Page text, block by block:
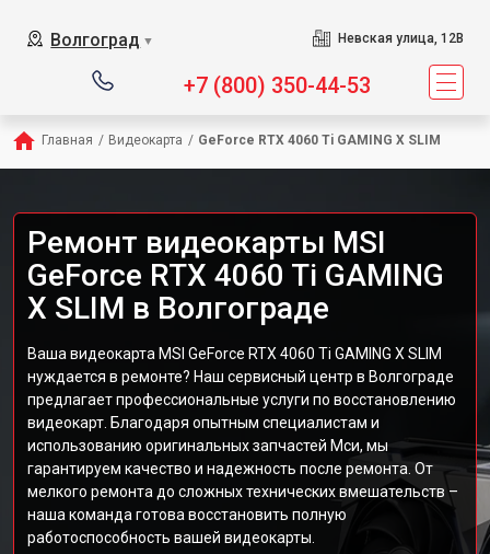
Волгоград ▼ Невская улица, 12В
+7 (800) 350-44-53
Главная / Видеокарта / GeForce RTX 4060 Ti GAMING X SLIM
Ремонт видеокарты MSI
GeForce RTX 4060 Ti GAMING
X SLIM в Волгограде
Ваша видеокарта MSI GeForce RTX 4060 Ti GAMING X SLIM
нуждается в ремонте? Наш сервисный центр в Волгограде
предлагает профессиональные услуги по восстановлению
видеокарт. Благодаря опытным специалистам и
использованию оригинальных запчастей Мси, мы
гарантируем качество и надежность после ремонта. От
мелкого ремонта до сложных технических вмешательств –
наша команда готова восстановить полную
работоспособность вашей видеокарты.